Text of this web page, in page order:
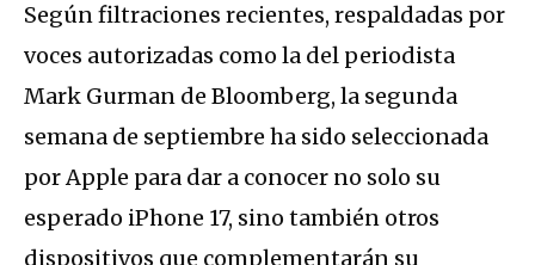
Según filtraciones recientes, respaldadas por
voces autorizadas como la del periodista
Mark Gurman de Bloomberg, la segunda
semana de septiembre ha sido seleccionada
por Apple para dar a conocer no solo su
esperado iPhone 17, sino también otros
dispositivos que complementarán su